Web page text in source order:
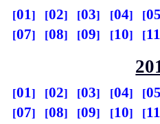
01 02 03 04
07
08 09 10
01 02 03 04
07
08 09 10